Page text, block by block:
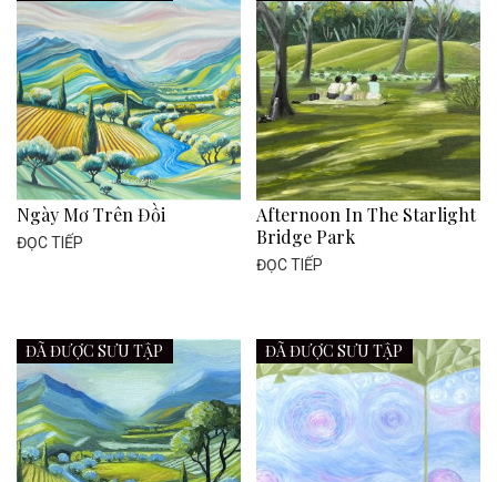
Ngày Mơ Trên Đồi
ĐỌC TIẾP
Afternoon In The Starlight
Bridge Park
ĐỌC TIẾP
ĐÃ ĐƯỢC SƯU TẬP ĐÃ ĐƯỢC SƯU TẬP